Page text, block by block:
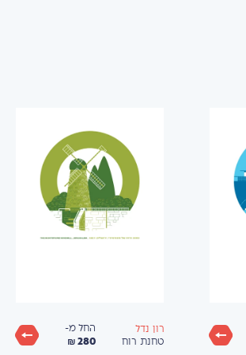
רון נדל
טחנת רוח
החל מ-
280 ₪